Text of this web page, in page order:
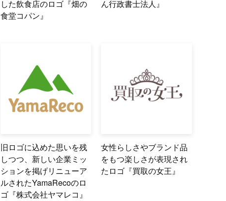
した飲食店のロゴ『畑の
食堂コパン』
ん行政書士法人』
旧ロゴに込めた思いを残
しつつ、新しい企業ミッ
ションを掲げリニューア
ルされたYamaRecoのロ
ゴ『株式会社ヤマレコ』
女性らしさやブランド品
をもつ楽しさが表現され
たロゴ『買取の女王』